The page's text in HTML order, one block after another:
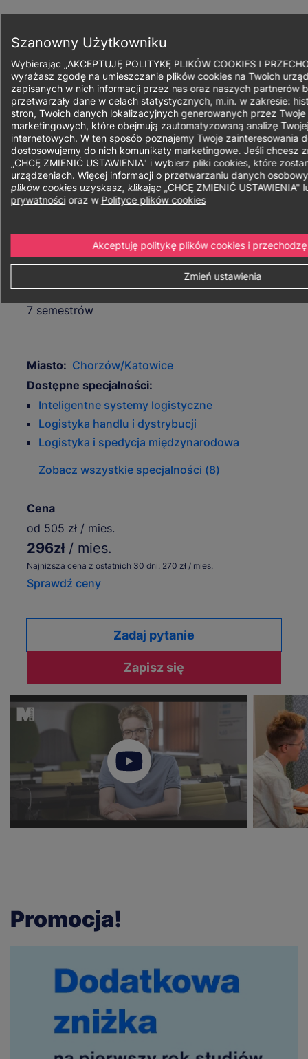
treści
Ścieżka
nawigacyjna
Logistyka
Sposób realizacji: Hybrydowe
Online
Studia I stopnia inżynierskie
7 semestrów
Miasto: Chorzów/Katowice
Dostępne specjalności:
Inteligentne systemy logistyczne
Logistyka handlu i dystrybucji
Logistyka i spedycja międzynarodowa
Zobacz wszystkie specjalności (8)
Cena
od 505 zł / mies.
296zł / mies.
Najniższa cena z ostatnich 30 dni: 270 zł / mies.
Sprawdź ceny
Zadaj pytanie
Zapisz się
Promocja!
Szanowny Użytkowniku
Wybierając „AKCEPTUJĘ POLITYKĘ PLIKÓW COOKIES I
wyrażasz zgodę na umieszczanie plików cookies na Twoich
zapisanych w nich informacji przez nas oraz naszych partnerów
przetwarzały dane w celach statystycznych, m.in. w zakresie:
stron, Twoich danych lokalizacyjnych generowanych przez
marketingowych, które obejmują zautomatyzowaną analizę
internetowych. W ten sposób poznajemy Twoje zainteresowania
dostosowujemy do nich komunikaty marketingowe. Jeśli chcesz
„CHCĘ ZMIENIĆ USTAWIENIA" i wybierz pliki cookies, które
urządzeniach. Więcej informacji o przetwarzaniu danych
plików cookies uzyskasz, klikając „CHCĘ ZMIENIĆ USTAWIENIA"
prywatnościoraz w Polityce plików cookies
Zmień ustawienia
Akceptuję politykę plików cookies i